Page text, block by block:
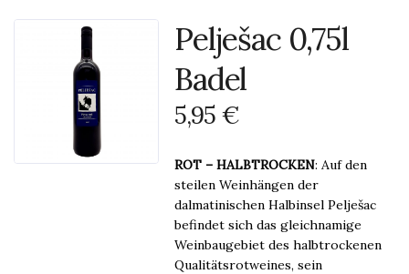
Pelješac 0,75l
Badel
5,95 €
ROT – HALBTROCKEN: Auf den
steilen Weinhängen der
dalmatinischen Halbinsel Pelješac
befindet sich das gleichnamige
Weinbaugebiet des halbtrockenen
Qualitätsrotweines, sein